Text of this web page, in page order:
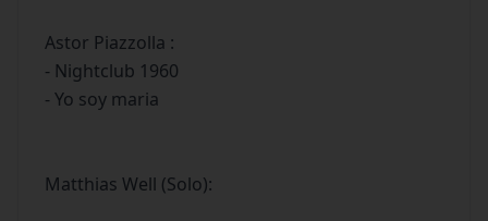
Astor Piazzolla :
- Nightclub 1960
- Yo soy maria
Matthias Well (Solo):